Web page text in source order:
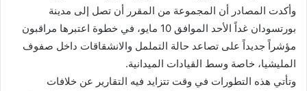
وأكدت المصادر أن المجموعة من المقرر أن تصل إلى مدينة
بورتسودان غداً الأحد الموافق 10 مايو، في خطوة اعتبرها مراقبون
مؤشراً جديداً على تصاعد حالة التململ والانشقاقات داخل صفوف
المليشيا، خاصة وسط القيادات الميدانية.
وتأتي هذه التطورات في وقت تتزايد فيه التقارير عن خلافات